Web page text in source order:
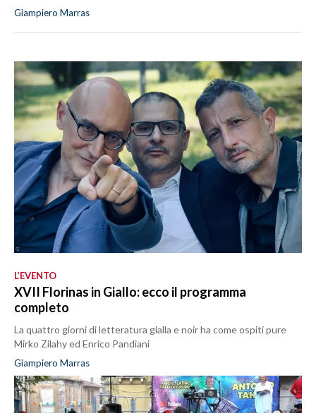
Giampiero Marras
L’EVENTO
XVII Florinas in Giallo: ecco il programma
completo
La quattro giorni di letteratura gialla e noir ha come ospiti pure
Mirko Zilahy ed Enrico Pandiani
Giampiero Marras